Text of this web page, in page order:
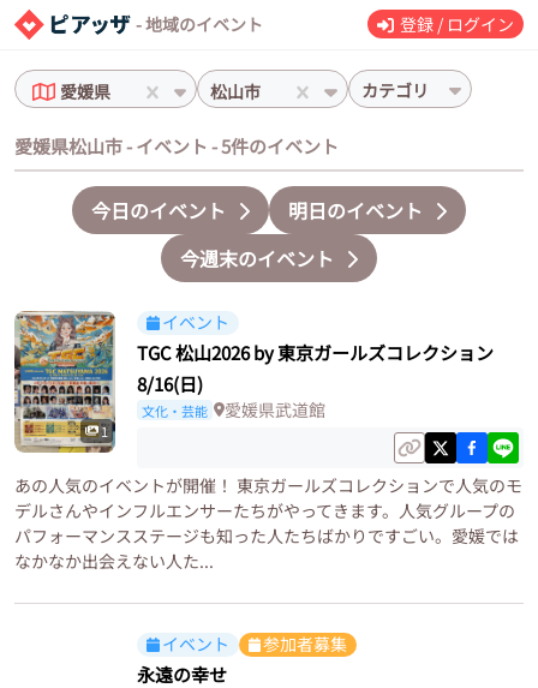
- 地域のイベント 登録 / ログイン
愛媛県 松山市 カテゴリ
愛媛県松山市 - イベント - 5件のイベント
今日のイベント
明日のイベント
今週末のイベント
1
イベント
TGC 松山2026 by 東京ガールズコレクション
8/16(日)
文化・芸能 愛媛県武道館
あの人気のイベントが開催！ 東京ガールズコレクションで人気のモ
デルさんやインフルエンサーたちがやってきます。人気グループの
パフォーマンスステージも知った人たちばかりですごい。愛媛では
なかなか出会えない人た...
イベント 参加者募集
永遠の幸せ